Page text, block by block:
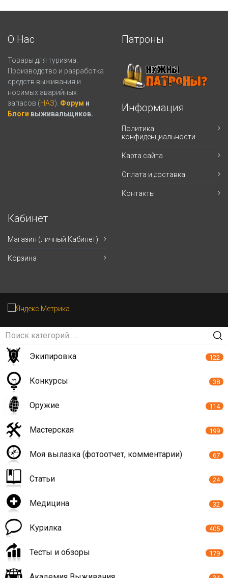
О Нас
Товары для туризма.
Производство и разработка
средств выживания и
носимых аварийных
запасов (НАЗ). Форум и
Блоги выживальщиков.
Патроны
Информация
Политика
конфиденциальности
Карта сайта
Оплата и доставка
Контакты
Кабинет
Магазин (личный Кабинет)
Корзина
Экипировка 122
Конкурсы 38
Оружие 114
Мастерская 199
Моя вылазка (фотоотчет, комментарии) 67
Статьи 24
Медицина 32
Курилка 405
Тесты и обзоры 179